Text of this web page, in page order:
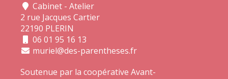
Cabinet - Atelier
2 rue Jacques Cartier
22190 PLERIN
06 01 95 16 13
muriel@des-parentheses.fr
Soutenue par la coopérative Avant-